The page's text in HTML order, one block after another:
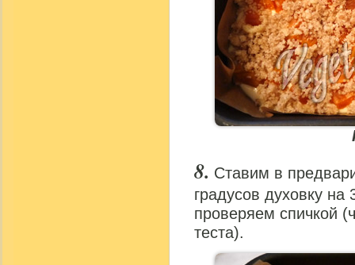
Ставим в
градусов духовку на
проверяем спичкой
теста).